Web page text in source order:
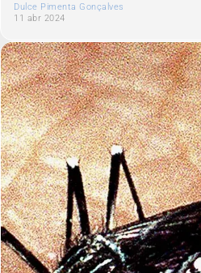
Dulce Pimenta Gonçalves
11 abr 2024